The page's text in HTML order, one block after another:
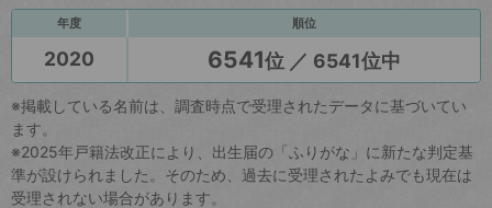
年度 順位
2020 6541位 ／ 6541位中
※掲載している名前は、調査時点で受理されたデータに基づいてい
ます。
※2025年戸籍法改正により、出生届の「ふりがな」に新たな判定基
準が設けられました。そのため、過去に受理されたよみでも現在は
受理されない場合があります。